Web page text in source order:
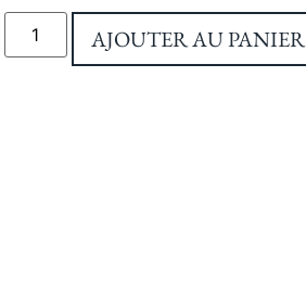
AJOUTER AU PANIER